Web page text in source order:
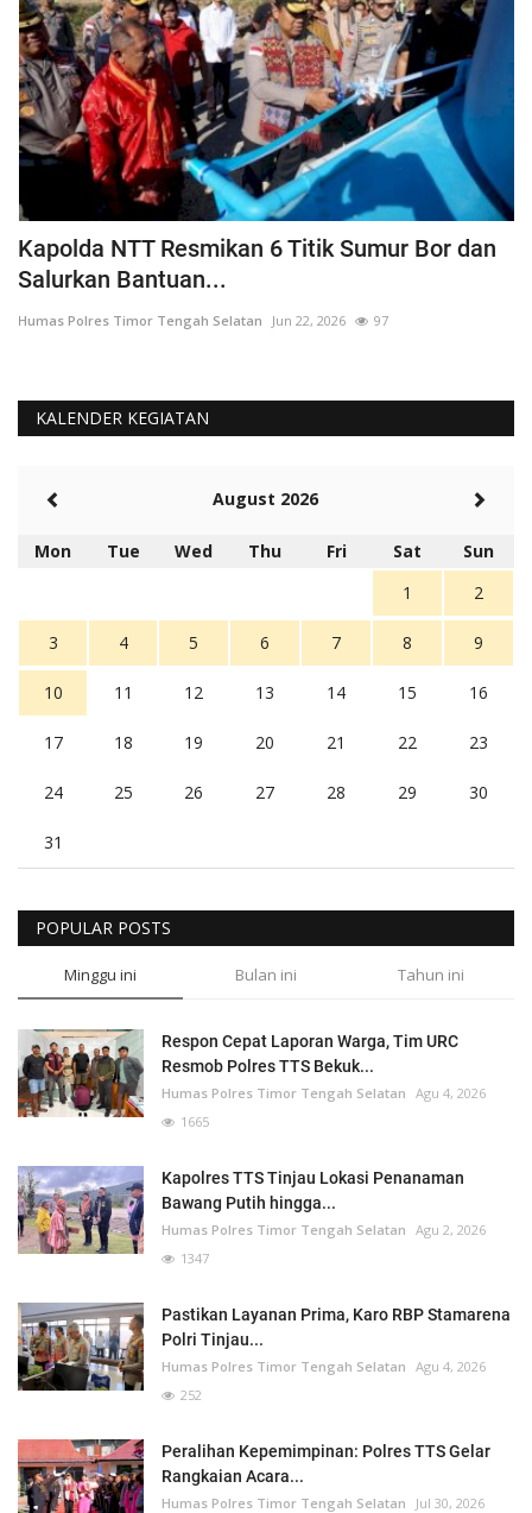
Kapolda NTT Resmikan 6 Titik Sumur Bor dan
Salurkan Bantuan...
Humas Polres Timor Tengah Selatan Jun 22, 2026 97
KALENDER KEGIATAN
August 2026
Mon Tue Wed Thu Fri Sat
Sun
1
2
3 4 5 6 7 8 9
10 11 12 13 14 15 16
17 18 19 20 21 22 23
24 25 26 27 28 29 30
31
POPULAR POSTS
Minggu ini Bulan ini Tahun ini
Respon Cepat Laporan Warga, Tim URC
Resmob Polres TTS Bekuk...
Humas Polres Timor Tengah Selatan Agu 4, 2026
1665
Kapolres TTS Tinjau Lokasi Penanaman
Bawang Putih hingga...
Humas Polres Timor Tengah Selatan Agu 2, 2026
1347
Pastikan Layanan Prima, Karo RBP Stamarena
Polri Tinjau...
Humas Polres Timor Tengah Selatan Agu 4, 2026
252
Peralihan Kepemimpinan: Polres TTS Gelar
Rangkaian Acara...
Humas Polres Timor Tengah Selatan
Jul 30, 2026